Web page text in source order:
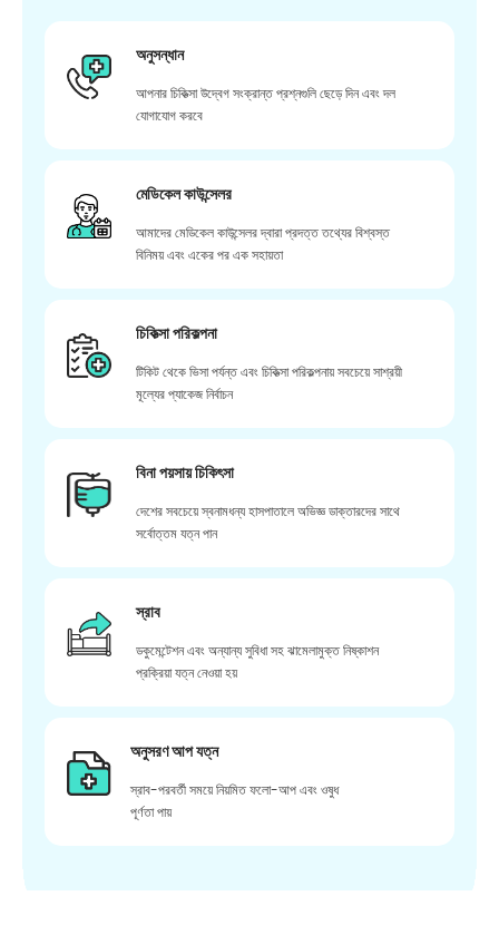
অনুসন্ধান
আপনার চিকিত্সা উদ্বেগ সংক্রান্ত প্রশ্নগুলি ছেড়ে দিন এবং দল
যোগাযোগ করবে
মেডিকেল কাউন্সেলর
আমাদের মেডিকেল কাউন্সেলর দ্বারা প্রদত্ত তথ্যের বিশ্বস্ত
বিনিময় এবং একের পর এক সহায়তা
চিকিত্সা পরিকল্পনা
টিকিট থেকে ভিসা পর্যন্ত এবং চিকিত্সা পরিকল্পনায় সবচেয়ে সাশ্রয়ী
মূল্যের প্যাকেজ নির্বাচন
বিনা পয়সায় চিকিৎসা
দেশের সবচেয়ে স্বনামধন্য হাসপাতালে অভিজ্ঞ ডাক্তারদের সাথে
সর্বোত্তম যত্ন পান
স্রাব
ডকুমেন্টেশন এবং অন্যান্য সুবিধা সহ ঝামেলামুক্ত নিষ্কাশন
প্রক্রিয়া যত্ন নেওয়া হয়
অনুসরণ আপ যত্ন
স্রাব-পরবর্তী সময়ে নিয়মিত ফলো-আপ এবং ওষুধ
পূর্ণতা পায়